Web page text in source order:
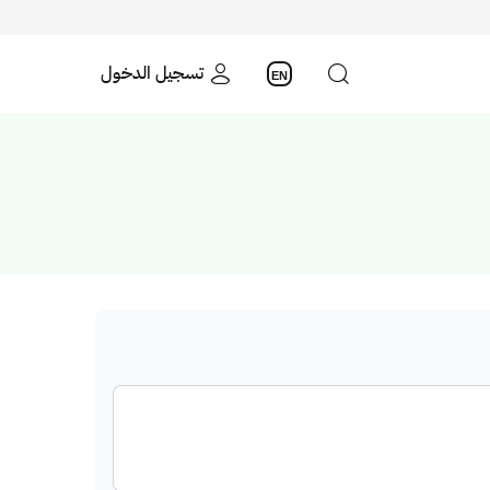
تسجيل الدخول EN